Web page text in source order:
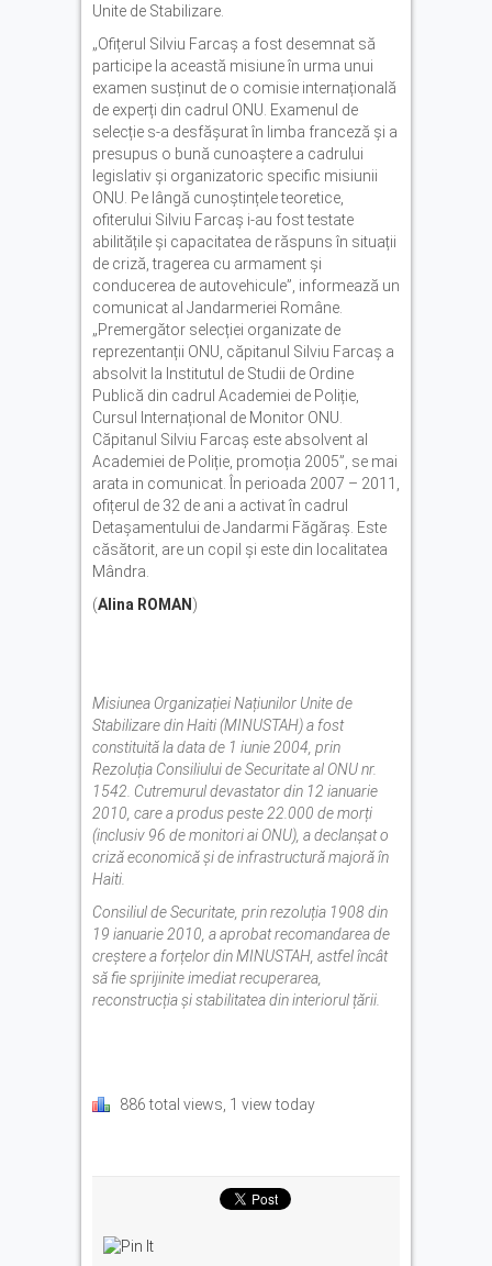
Unite de Stabilizare.
„Ofițerul Silviu Farcaș a fost desemnat să
participe la această misiune în urma unui
examen susținut de o comisie internațională
de experți din cadrul ONU. Examenul de
selecție s-a desfășurat în limba franceză și a
presupus o bună cunoaștere a cadrului
legislativ și organizatoric specific misiunii
ONU. Pe lângă cunoștințele teoretice,
ofiterului Silviu Farcaș i-au fost testate
abilitățile și capacitatea de răspuns în situații
de criză, tragerea cu armament și
conducerea de autovehicule”, informează un
comunicat al Jandarmeriei Române.
„Premergător selecției organizate de
reprezentanții ONU, căpitanul Silviu Farcaș a
absolvit la Institutul de Studii de Ordine
Publică din cadrul Academiei de Poliție,
Cursul Internațional de Monitor ONU.
Căpitanul Silviu Farcaș este absolvent al
Academiei de Poliție, promoția 2005”, se mai
arata in comunicat. În perioada 2007 – 2011,
ofițerul de 32 de ani a activat în cadrul
Detașamentului de Jandarmi Făgăraș. Este
căsătorit, are un copil și este din localitatea
Mândra.
(Alina ROMAN )
Misiunea Organizației Națiunilor Unite de
Stabilizare din Haiti (MINUSTAH) a fost
constituită la data de 1 iunie 2004, prin
Rezoluția Consiliului de Securitate al ONU nr.
1542. Cutremurul devastator din 12 ianuarie
2010, care a produs peste 22.000 de morți
(inclusiv 96 de monitori ai ONU), a declanșat o
criză economică și de infrastructură majoră în
Haiti.
Consiliul de Securitate, prin rezoluția 1908 din
19 ianuarie 2010, a aprobat recomandarea de
creștere a forțelor din MINUSTAH, astfel încât
să fie sprijinite imediat recuperarea,
reconstrucția și stabilitatea din interiorul țării.
886 total views, 1 view today